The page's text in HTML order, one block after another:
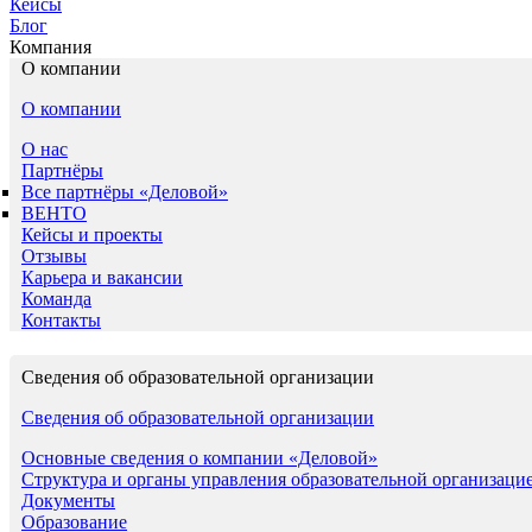
Кейсы
Блог
Компания
О компании
О компании
О нас
Партнёры
Все партнёры «Деловой»
ВЕНТО
Кейсы и проекты
Отзывы
Карьера и вакансии
Команда
Контакты
Сведения об образовательной организации
Сведения об образовательной организации
Основные сведения о компании «Деловой»
Структура и органы управления образовательной
Документы
Образование